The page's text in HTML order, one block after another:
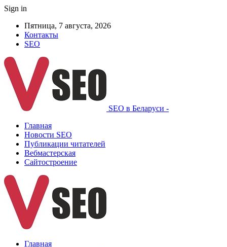
Sign in
Пятница, 7 августа, 2026
Контакты
SEO
SEO в Беларуси -
Главная
Новости SEO
Публикации читателей
Вебмастерская
Сайтостроение
Главная